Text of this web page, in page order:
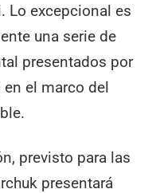
Lo excepcional es
una serie de
presentados por
en el marco del
previsto para las
presentará